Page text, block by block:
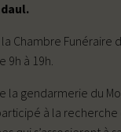
Chambre Funéraire
9h à 19h.
la gendarmerie du
à la recherche